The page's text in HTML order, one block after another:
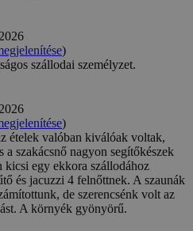
)
szállodai személyzet.
)
ételek valóban kiválóak voltak,
a szakácsnő nagyon segítőkészek
egy ekkora szállodához
és jacuzzi 4 felnőttnek. A szaunák
de szerencsénk volt az
A környék gyönyörű.